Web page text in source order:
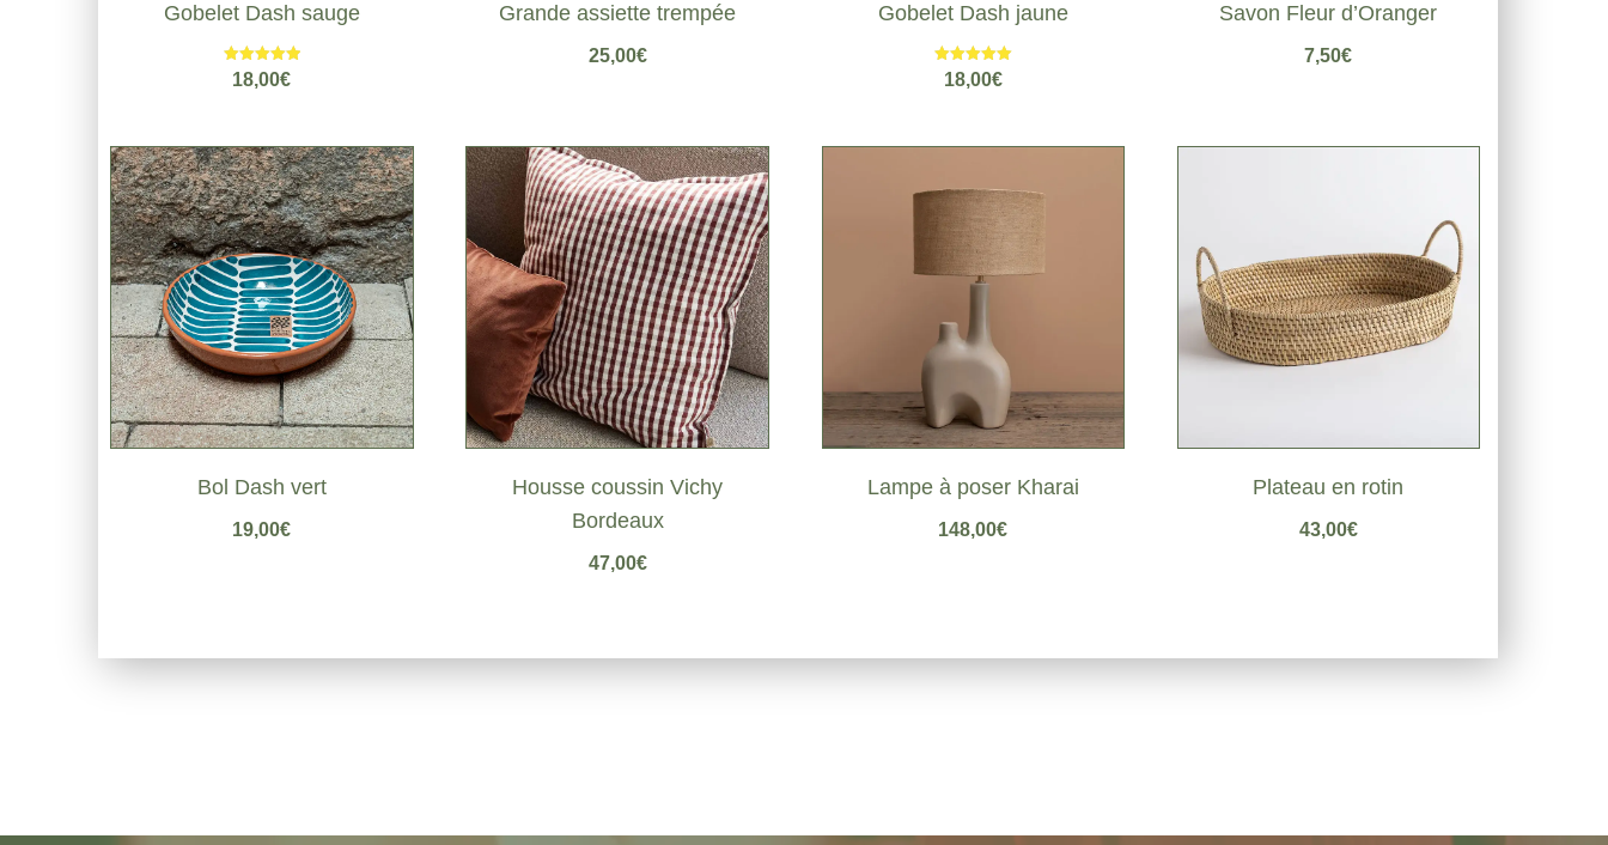
Gobelet Dash sauge
Note
5.00
18,00€
Grande assiette trempée
25,00€
Gobelet Dash jaune
Note
5.00
18,00€
Savon Fleur d’Oranger
7,50€
Bol Dash vert
19,00€
Housse coussin Vichy
Bordeaux
47,00€
Lampe à poser Kharai
148,00€
Plateau en rotin
43,00€